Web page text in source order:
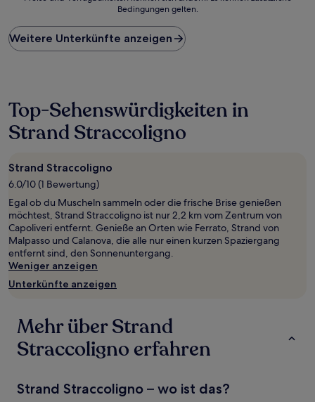
Preis
pro
Nacht,
letzten
24 Stunden
für
einen
mit
1 Übernachtung
von
2 Erwachsenen
gefunden
wurde.
Preise
und
Verfügbarkeiten
können
sich
können
zusätzliche
Bedingungen
Bedingungen gelten.
Weitere Unterkünfte anzeigen
Top-Sehenswürdigkeiten in
Strand Straccoligno
Strand Straccoligno
6.0/10 (1 Bewertung)
Egal ob du Muscheln sammeln oder die frische Brise genießen
möchtest, Strand Straccoligno ist nur 2,2 km vom Zentrum von
Capoliveri entfernt. Genieße an Orten wie Ferrato, Strand von
Malpasso und Calanova, die alle nur einen kurzen Spaziergang
entfernt sind, den Sonnenuntergang.
Weniger anzeigen
Unterkünfte anzeigen
Mehr über Strand
Straccoligno erfahren
Strand Straccoligno – wo ist das?